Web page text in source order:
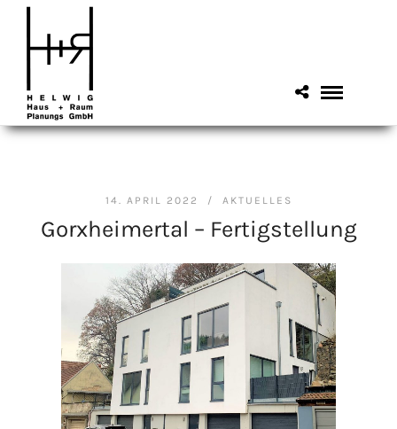
14. APRIL 2022 / AKTUELLES
Gorxheimertal – Fertigstellung